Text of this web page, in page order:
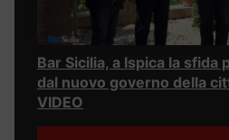
Bar Sicilia, a Ispica la sfida
dal nuovo governo della
VIDEO